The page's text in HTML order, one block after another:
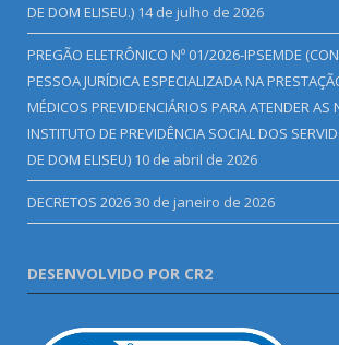
DE DOM ELISEU.) 14 de julho de 2026
PREGÃO ELETRÔNICO Nº 01/2026-IPSEMDE
PESSOA JURÍDICA ESPECIALIZADA NA
MÉDICOS PREVIDENCIÁRIOS PARA ATENDER AS
INSTITUTO DE PREVIDÊNCIA SOCIAL DOS
DE DOM ELISEU) 10 de abril de 2026
DECRETOS 202630 de janeiro de 2026
DESENVOLVIDO POR CR2